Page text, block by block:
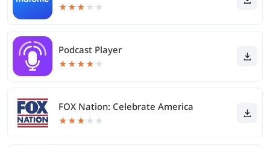
★★★ ★ ★
Podcast Player
★★★★ ★
FOX Nation: Celebrate America
★★★ ★ ★